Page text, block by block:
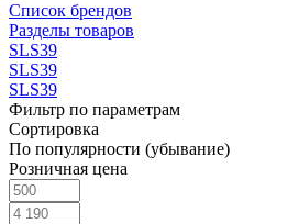
Список брендов
Разделы товаров
SLS39
SLS39
SLS39
Фильтр по параметрам
Сортировка
По популярности (убывание)
Розничная цена